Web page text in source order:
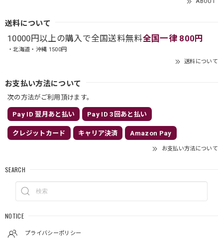
送料について
10000円以上の購入で全国送料無料全国一律 800円
・北海道・沖縄 1500円
送料について
お支払い方法について
次の方法がご利用頂けます。
Pay ID 翌月あと払い Pay ID 3回あと払い
クレジットカード キャリア決済 Amazon Pay
お支払い方法について
SEARCH
NOTICE
プライバシーポリシー